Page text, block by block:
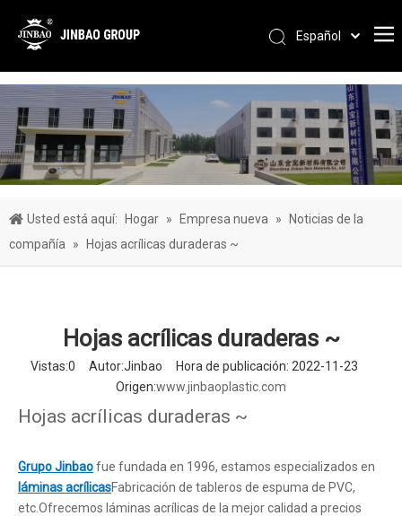
Español
Português
العربية
简体中文
English
Usted está aquí: Hogar » Empresa nueva »
Noticias de la
compañía
» Hojas acrílicas duraderas ~
Hojas acrílicas duraderas ~
Vistas:0 Autor:Jinbao Hora de publicación: 2022-11-23
Origen:www.jinbaoplastic.com
Hojas acrílicas duraderas ~
Grupo Jinbaofue fundada en 1996, estamos especializados en
láminas acrílicasFabricación de tableros de espuma de PVC,
etc.Ofrecemos láminas acrílicas de la mejor calidad a precios